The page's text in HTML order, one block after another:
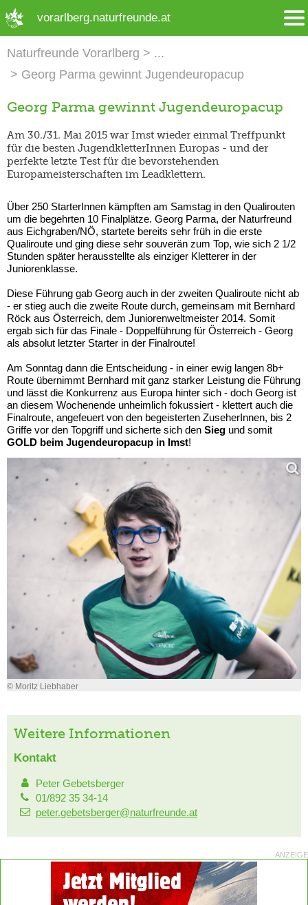
vorarlberg.naturfreunde.at
Naturfreunde Vorarlberg
Georg Parma gewinnt Jugendeuropacup
Georg Parma gewinnt Jugendeuropacup
Am 30./31. Mai 2015 war Imst wieder einmal Treffpunkt
für die besten JugendkletterInnen Europas - und der
perfekte letzte Test für die bevorstehenden
Europameisterschaften im Leadklettern.
Über 250 StarterInnen kämpften am Samstag in den Qualirouten
um die begehrten 10 Finalplätze. Georg Parma, der Naturfreund
aus Eichgraben/NÖ, startete bereits sehr früh in die erste
Qualiroute und ging diese sehr souverän zum Top, wie sich 2 1/2
Stunden später herausstellte als einziger Kletterer in der
Juniorenklasse.
Diese Führung gab Georg auch in der zweiten Qualiroute nicht ab
- er stieg auch die zweite Route durch, gemeinsam mit Bernhard
Röck aus Österreich, dem Juniorenweltmeister 2014. Somit
ergab sich für das Finale - Doppelführung für Österreich - Georg
als absolut letzter Starter in der Finalroute!
Am Sonntag dann die Entscheidung - in einer ewig langen 8b+
Route übernimmt Bernhard mit ganz starker Leistung die Führung
und lässt die Konkurrenz aus Europa hinter sich - doch Georg ist
an diesem Wochenende unheimlich fokussiert - klettert auch die
Finalroute, angefeuert von den begeisterten ZuseherInnen, bis 2
Griffe vor den Topgriff und sicherte sich den Sieg und somit
GOLD beim Jugendeuropacup in Imst!
© Moritz Liebhaber
Weitere Informationen
Kontakt
Peter Gebetsberger
01/892 35 34-14
peter.gebetsberger@naturfreunde.at
ANZEIGE